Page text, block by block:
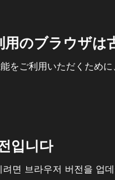
のブラウザは
をご利用いただくため
입니다
면 브라우저 버전을 업